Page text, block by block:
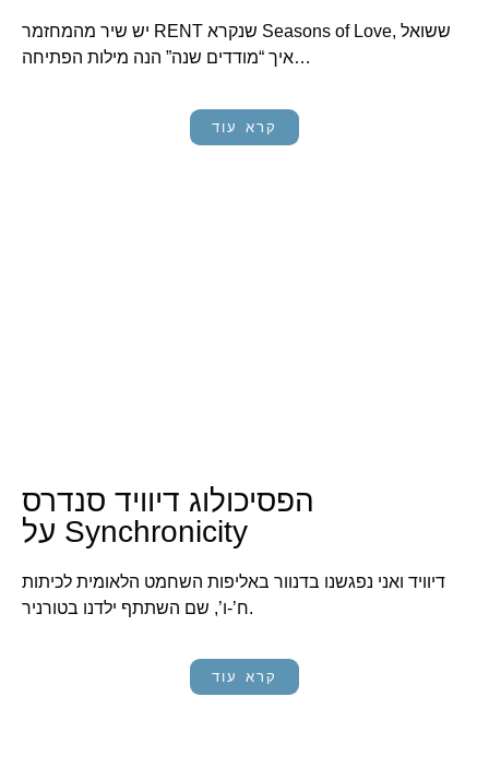
יש שיר מהמחזמר RENT שנקרא Seasons of Love, ששואל
איך “מודדים שנה” הנה מילות הפתיחה…
קרא עוד
הפסיכולוג דיוויד סנדרס
על Synchronicity
דיוויד ואני נפגשנו בדנוור באליפות השחמט הלאומית לכיתות
ח’-ו’, שם השתתף ילדנו בטורניר.
קרא עוד